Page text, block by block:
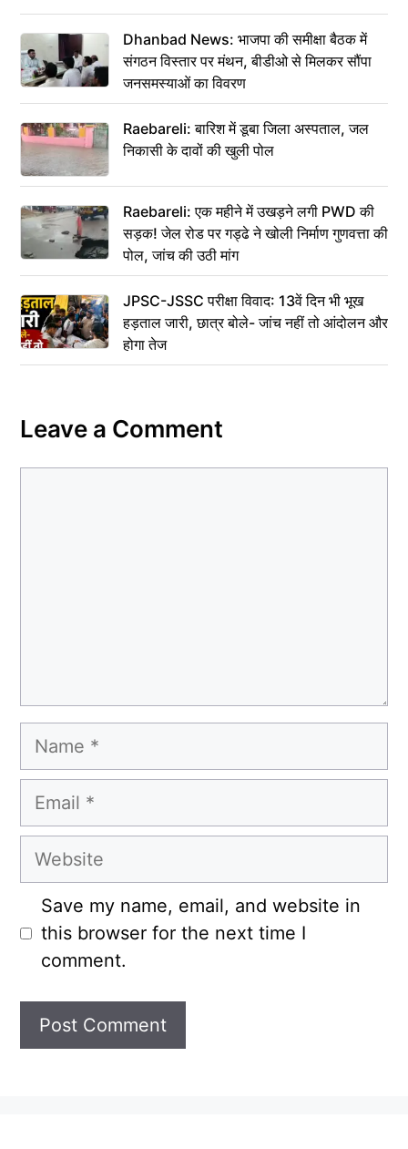
Dhanbad News: भाजपा की समीक्षा बैठक में
संगठन विस्तार पर मंथन, बीडीओ से मिलकर सौंपा
जनसमस्याओं का विवरण
Raebareli: बारिश में डूबा जिला अस्पताल, जल
निकासी के दावों की खुली पोल
Raebareli: एक महीने में उखड़ने लगी PWD की
सड़क! जेल रोड पर गड्ढे ने खोली निर्माण गुणवत्ता की
पोल, जांच की उठी मांग
JPSC-JSSC परीक्षा विवाद: 13वें दिन भी भूख
हड़ताल जारी, छात्र बोले- जांच नहीं तो आंदोलन और
होगा तेज
Leave a Comment
Name
Email
Website
Save my name, email, and website in
this browser for the next time I
comment.